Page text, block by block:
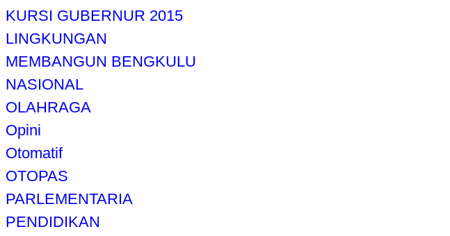
KURSI GUBERNUR 2015
LINGKUNGAN
MEMBANGUN BENGKULU
NASIONAL
OLAHRAGA
Opini
Otomatif
OTOPAS
PARLEMENTARIA
PENDIDIKAN